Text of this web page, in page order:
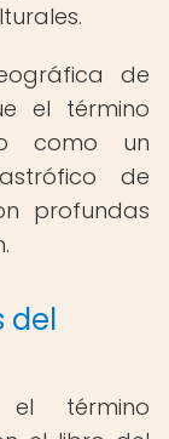
de
el término
como un
de
profundas
del
término